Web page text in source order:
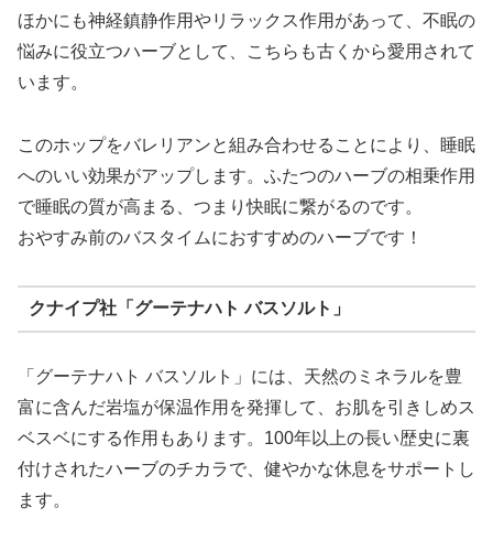
ほかにも神経鎮静作用やリラックス作用があって、不眠の
悩みに役立つハーブとして、こちらも古くから愛用されて
います。
このホップをバレリアンと組み合わせることにより、睡眠
へのいい効果がアップします。ふたつのハーブの相乗作用
で睡眠の質が高まる、つまり快眠に繋がるのです。
おやすみ前のバスタイムにおすすめのハーブです！
クナイプ社「グーテナハト バスソルト」
「グーテナハト バスソルト」には、天然のミネラルを豊
富に含んだ岩塩が保温作用を発揮して、お肌を引きしめス
ベスベにする作用もあります。100年以上の長い歴史に裏
付けされたハーブのチカラで、健やかな休息をサポートし
ます。